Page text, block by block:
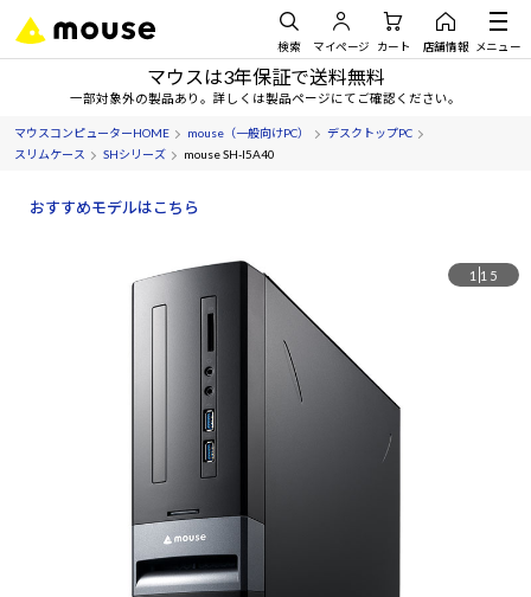
検索 マイページ カート 店舗情報 メニュー
マウスは3年保証で送料無料
一部対象外の製品あり。詳しくは製品ページにてご確認ください。
マウスコンピューターHOME mouse（一般向けPC）
デスクトップPC
スリムケース
SHシリーズ mouse SH-I5A40
おすすめモデルはこちら
1 15